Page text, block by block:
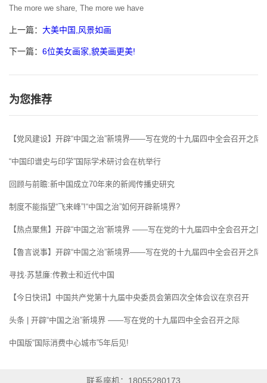
The more we share, The more we have
上一篇： 大美中国,风景如画
下一篇： 6位美女画家,貌美画更美!
为您推荐
【党风建设】开辟“中国之治”新境界——写在党的十九届四中全会召开之际
“中国印谱史与印学”国际学术研讨会在杭举行
回顾与前瞻:新中国成立70年来的新闻传播史研究
制度不能指望“飞来峰”!“中国之治”如何开辟新境界?
【热点聚焦】开辟“中国之治”新境界 ——写在党的十九届四中全会召开之际
【鲁言说事】开辟“中国之治”新境界——写在党的十九届四中全会召开之际
寻找·苏慧廉:传教士和近代中国
【今日快讯】中国共产党第十九届中央委员会第四次全体会议在京召开
头条 | 开辟“中国之治”新境界 ——写在党的十九届四中全会召开之际
中国版“国际消费中心城市”5年后见!
联系座机：18055280173